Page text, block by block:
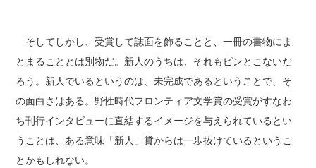
そしてしかし、受賞して誌面を飾ることと、一冊の書物にま
とまることとは別物だ。新人のうちは、それもピンとこないだ
ろう。新人でいるというのは、未完成であるということで、そ
の面白さはある。野性時代フロンティア文学賞の受賞がすなわ
ち刊行インタビューに直結するイメージを与えられているとい
うことは、ある意味「新人」賞からは一歩抜けているというこ
とかもしれない。